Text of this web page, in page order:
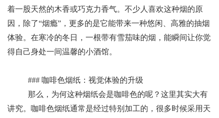
着一股天然的木香或巧克力香气。不少人喜欢这种烟的原
因，除了“烟瘾”，更多的是它能带来一种悠闲、高雅的抽烟
体验。在寒冷的冬日，一根带有雪茄味的烟，能瞬间让你觉
得自己身处一间温馨的小酒馆。
### 咖啡色烟纸：视觉体验的升级
那么，为何这种烟纸会是咖啡色的呢？这里其实大有
讲究。咖啡色烟纸通常是经过特别加工的，很多时候采用天